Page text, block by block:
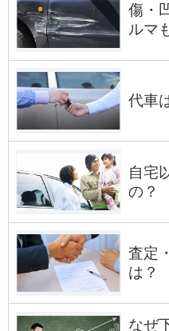
傷・
ルマ
代車
自宅
の？
査定
は？
なぜ